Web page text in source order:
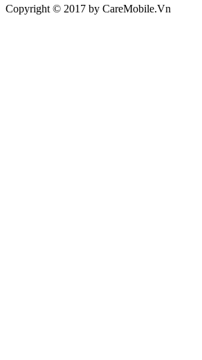
Copyright © 2017 by CareMobile.Vn